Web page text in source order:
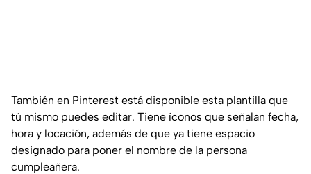
También en Pinterest está disponible esta plantilla que
tú mismo puedes editar. Tiene íconos que señalan fecha,
hora y locación, además de que ya tiene espacio
designado para poner el nombre de la persona
cumpleañera.